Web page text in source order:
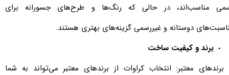
مناسب‌اند، در حالی که رنگ‌ها و طرح‌های جسورانه برای
دوستانه و غیررسمی گزینه‌های بهتری هستند.
برند و کیفیت ساخت
برندهای معتبر: انتخاب کراوات از برندهای معتبر می‌تواند به شما